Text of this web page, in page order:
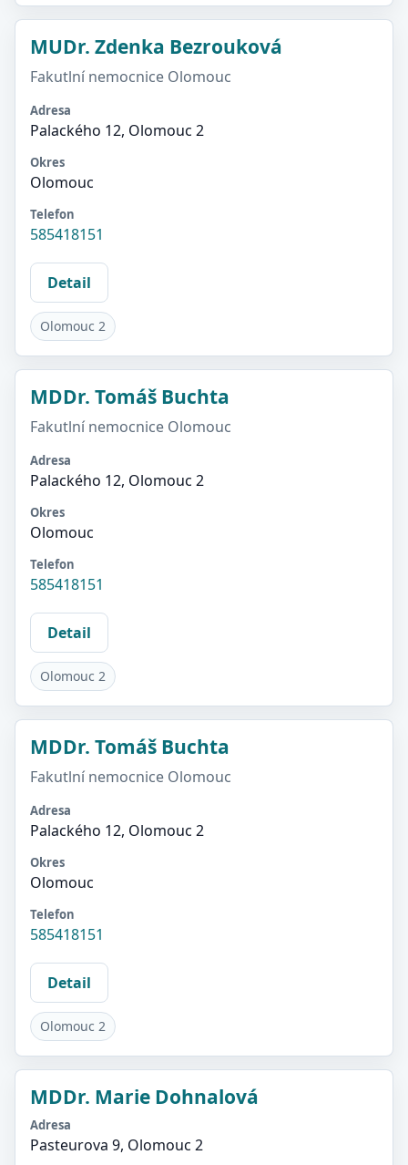
MUDr. Zdenka Bezrouková
Fakutlní nemocnice Olomouc
Adresa
Palackého 12, Olomouc 2
Okres
Olomouc
Telefon
585418151
Detail
Olomouc 2
MDDr. Tomáš Buchta
Fakutlní nemocnice Olomouc
Adresa
Palackého 12, Olomouc 2
Okres
Olomouc
Telefon
585418151
Detail
Olomouc 2
MDDr. Tomáš Buchta
Fakutlní nemocnice Olomouc
Adresa
Palackého 12, Olomouc 2
Okres
Olomouc
Telefon
585418151
Detail
Olomouc 2
MDDr. Marie Dohnalová
Adresa
Pasteurova 9, Olomouc 2